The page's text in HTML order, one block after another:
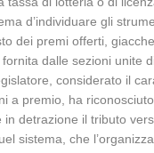
d’individuare gli
dei premi offerti,
fornita dalle sezioni
considerato il
a premio, ha
in detrazione il tributo
sistema, che